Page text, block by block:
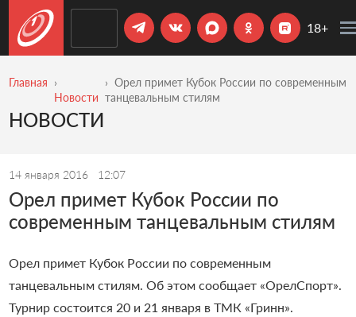
18+
Главная
Новости
Орел примет Кубок России по современным
танцевальным стилям
НОВОСТИ
14 января 2016 12:07
Орел примет Кубок России по
современным танцевальным стилям
Орел примет Кубок России по современным
танцевальным стилям. Об этом сообщает «ОрелСпорт».
Турнир состоится 20 и 21 января в ТМК «Гринн».